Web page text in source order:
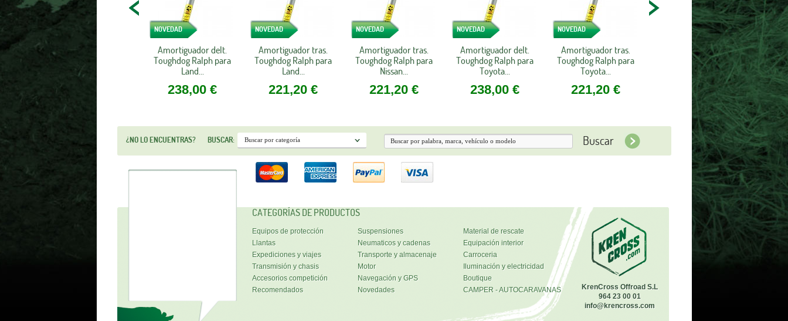
NOVEDAD
Amortiguador delt.
Toughdog Ralph para
Land...
238,00 €
NOVEDAD
Amortiguador tras.
Toughdog Ralph para
Land...
221,20 €
NOVEDAD
Amortiguador tras.
Toughdog Ralph para
Nissan...
221,20 €
NOVEDAD
Amortiguador delt.
Toughdog Ralph para
Toyota...
238,00 €
NOVEDAD
Amortiguador tras.
Toughdog Ralph para
Toyota...
221,20 €
¿NO LO ENCUENTRAS? BUSCAR:
CATEGORÍAS DE PRODUCTOS
Equipos de protección Suspensiones
Material de rescate
Llantas
Neumaticos y cadenas
Equipación interior
Expediciones y viajes
Transporte y almacenaje
Carroceria
Transmisión y chasis
Motor
Iluminación y electricidad
Accesorios competición
Navegación y GPS
Boutique
Recomendados
Novedades CAMPER - AUTOCARAVANAS
KrenCross Offroad S.L
964 23 00 01
info@krencross.com